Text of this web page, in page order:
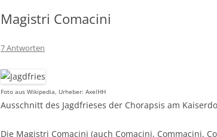
Magistri Comacini
7 Antworten
Foto aus Wikipedia, Urheber: AxelHH
Ausschnitt des Jagdfrieses der Chorapsis am
Die Magistri Comacini (auch Comacini, Commacini,